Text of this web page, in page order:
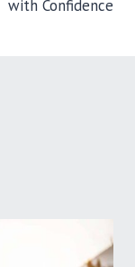
with Confidence